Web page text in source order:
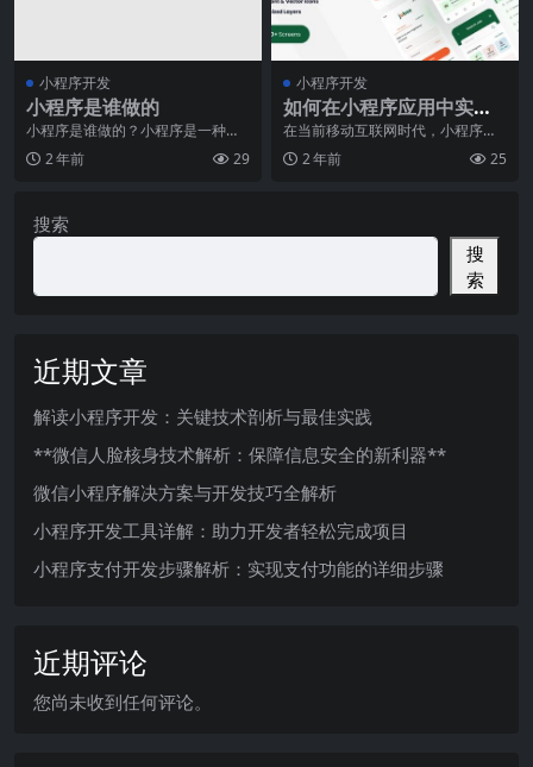
小程序开发
小程序是谁做的
小程序是谁做的？小程序是一种便
携、独立的应用程序，可以在手机
的操作系统上运行。它
2 年前 29
小程序开发
如何在小程序应用中实现
搜索功能？
在当前移动互联网时代，小程序成
为了一种受用户欢迎的应用形式。
传统的 APP 体积
2 年前 25
搜索
搜
索
近期文章
解读小程序开发：关键技术剖析与最佳实践
**微信人脸核身技术解析：保障信息安全的新利器**
微信小程序解决方案与开发技巧全解析
小程序开发工具详解：助力开发者轻松完成项目
小程序支付开发步骤解析：实现支付功能的详细步骤
近期评论
您尚未收到任何评论。